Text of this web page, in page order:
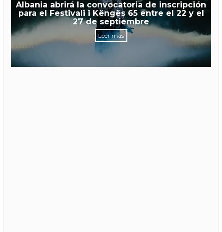
Albania abrirá la convocatoria de inscripción
para el Festivali i Këngës 65 entre el 22 y el
27 de septiembre
Leer más